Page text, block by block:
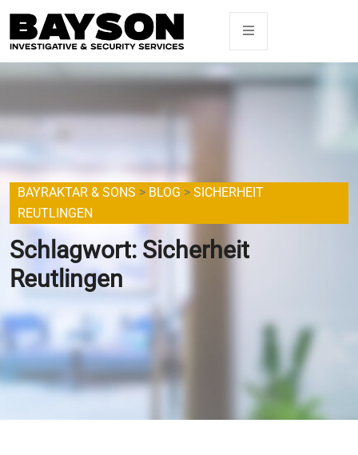
BAYRAKTAR & SONS > BLOG > SICHERHEIT
REUTLINGEN
Schlagwort: Sicherheit
Reutlingen